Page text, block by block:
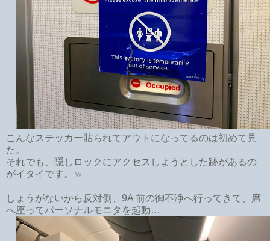
こんなステッカー貼られてアウトになってるのは初めて見
た。
それでも、隠しロックにアクセスしようとした跡があるの
がイタイです。
ｗ
しょうがないから反対側、9A 前の御不浄へ行ってきて、席
へ座ってパーソナルモニタを起動…